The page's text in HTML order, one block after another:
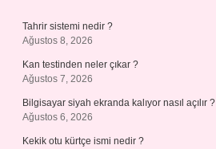
Tahrir sistemi nedir ?
Ağustos 8, 2026
Kan testinden neler çıkar ?
Ağustos 7, 2026
Bilgisayar siyah ekranda kalıyor nasıl açılır ?
Ağustos 6, 2026
Kekik otu kürtçe ismi nedir ?